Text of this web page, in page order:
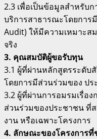
2.3 เพื่อเป็นข้อมูลสำหรับ
บริการสาธารณะโดยการ
Audit) ให้มีความเหมาะส
จริง
3. คุณสมบัติผู้ขอรับทุน
3.1 ผู้ที่ผ่านหลักสูตรระดับ
โดยการมีส่วนร่วมของ ปร
3.2 ผู้ที่ผ่านการอมรมเรื่อ
ส่วนร่วมของประชาชน ที่
งาน หรือเฉพาะโครงการ
4. ลักษณะของโครงการ